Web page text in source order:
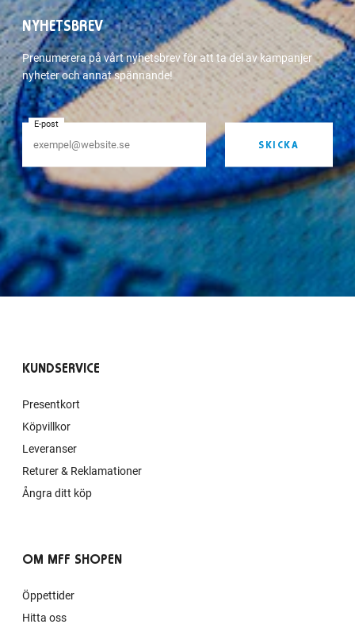
NYHETSBREV
Prenumerera på vårt nyhetsbrev för att ta del av kampanjer
nyheter och annat spännande!
E-post
SKICKA
KUNDSERVICE
Presentkort
Köpvillkor
Leveranser
Returer & Reklamationer
Ångra ditt köp
OM MFF SHOPEN
Öppettider
Hitta oss